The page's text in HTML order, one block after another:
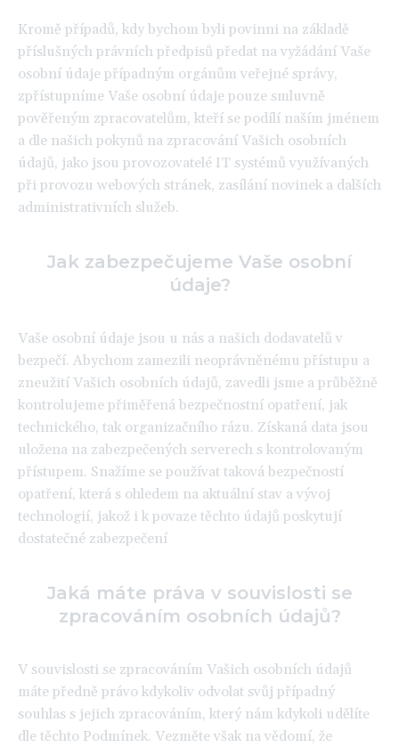
Kromě případů, kdy bychom byli povinni na základě
příslušných právních předpisů předat na vyžádání Vaše
osobní údaje případným orgánům veřejné správy,
zpřístupníme Vaše osobní údaje pouze smluvně
pověřeným zpracovatelům, kteří se podílí naším jménem
a dle našich pokynů na zpracování Vašich osobních
údajů, jako jsou provozovatelé IT systémů využívaných
při provozu webových stránek, zasílání novinek a dalších
administrativních služeb.
Jak zabezpečujeme Vaše osobní
údaje?
Vaše osobní údaje jsou u nás a našich dodavatelů v
bezpečí. Abychom zamezili neoprávněnému přístupu a
zneužití Vašich osobních údajů, zavedli jsme a průběžně
kontrolujeme přiměřená bezpečnostní opatření, jak
technického, tak organizačního rázu. Získaná data jsou
uložena na zabezpečených serverech s kontrolovaným
přístupem. Snažíme se používat taková bezpečností
opatření, která s ohledem na aktuální stav a vývoj
technologií, jakož i k povaze těchto údajů poskytují
dostatečné zabezpečení
Jaká máte práva v souvislosti se
zpracováním osobních údajů?
V souvislosti se zpracováním Vašich osobních údajů
máte předně právo kdykoliv odvolat svůj případný
souhlas s jejich zpracováním, který nám kdykoli udělíte
dle těchto Podmínek. Vezměte však na vědomí, že